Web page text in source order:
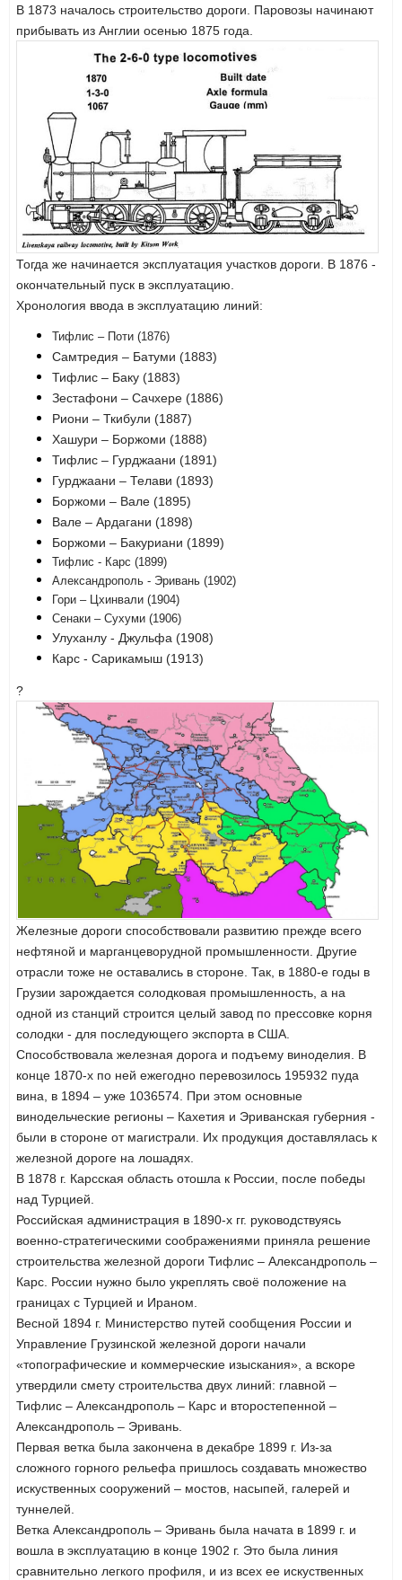
В 1873 началось строительство дороги. Паровозы начинают
прибывать из Англии осенью 1875 года.
Тогда же начинается эксплуатация участков дороги. В 1876 -
окончательный пуск в эксплуатацию.
Хронология ввода в эксплуатацию линий:
Тифлис – Поти (1876)
Самтредия – Батуми (1883)
Тифлис – Баку (1883)
Зестафони – Сачхере (1886)
Риони – Ткибули (1887)
Хашури – Боржоми (1888)
Тифлис – Гурджаани (1891)
Гурджаани – Телави (1893)
Боржоми – Вале (1895)
Вале – Ардагани (1898)
Боржоми – Бакуриани (1899)
Тифлис - Карс (1899)
Александрополь - Эривань (1902)
Гори – Цхинвали (1904)
Сенаки – Сухуми (1906)
Улуханлу - Джульфа (1908)
Карс - Сарикамыш (1913)
?
Железные дороги способствовали развитию прежде всего
нефтяной и марганцеворудной промышленности. Другие
отрасли тоже не оставались в стороне. Так, в 1880-е годы в
Грузии зарождается солодковая промышленность, а на
одной из станций строится целый завод по прессовке корня
солодки - для последующего экспорта в США.
Способствовала железная дорога и подъему виноделия. В
конце 1870-х по ней ежегодно перевозилось 195932 пуда
вина, в 1894 – уже 1036574. При этом основные
винодельческие регионы – Кахетия и Эриванская губерния -
были в стороне от магистрали. Их продукция доставлялась к
железной дороге на лошадях.
В 1878 г. Карсская область отошла к России, после победы
над Турцией.
Российская администрация в 1890-х гг. руководствуясь
военно-стратегическими соображениями приняла решение
строительства железной дороги Тифлис – Александрополь –
Карс. России нужно было укреплять своё положение на
границах с Турцией и Ираном.
Весной 1894 г. Министерство путей сообщения России и
Управление Грузинской железной дороги начали
«топографические и коммерческие изыскания», а вскоре
утвердили смету строительства двух линий: главной –
Тифлис – Александрополь – Карс и второстепенной –
Александрополь – Эривань.
Первая ветка была закончена в декабре 1899 г. Из-за
сложного горного рельефа пришлось создавать множество
искуственных сооружений – мостов, насыпей, галерей и
туннелей.
Ветка Александрополь – Эривань была начата в 1899 г. и
вошла в эксплуатацию в конце 1902 г. Это была линия
сравнительно легкого профиля, и из всех ее искуственных